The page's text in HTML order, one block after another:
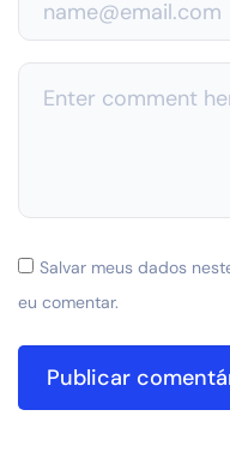
Salvar meus dados
eu comentar.